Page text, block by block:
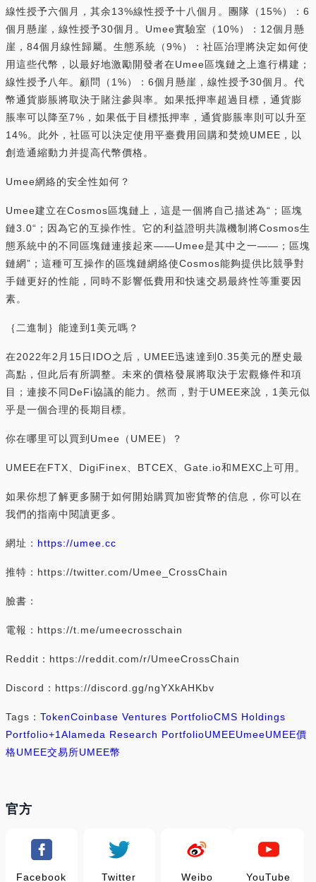
線性授予六個月，其余13%線性授予十八個月。團隊（15%）：6
個月懸崖，線性授予30個月。Umee實驗室（10%）：12個月懸
崖，84個月線性歸屬。生態系統（9%）：社區治理將決定如何使
用這些代幣，以最好地激勵開發者在Umee區塊鏈之上進行構建；
線性授予八年。顧問（1%）：6個月懸崖，線性授予30個月。代
幣通貨膨脹將取決于賭注參與率。如果抵押率超過目標，通貨膨
脹率可以降至7%，如果低于目標抵押率，通貨膨脹率則可以升至
14%。此外，社區可以決定使用平臺費用回購和焚燒UMEE，以
創造通縮動力并提高代幣價格。
Umee網絡的安全性如何？
Umee建立在Cosmos區塊鏈上，這是一個將自己描述為“；區塊
鏈3.0“；因為它的互操作性。它的利益證明共識機制將Cosmos生
態系統中的不同區塊鏈連接起來——Umee是其中之一——；區塊
鏈網”；這種可互操作的區塊鏈網絡使Cosmos能夠提供比競爭對
手鏈更好的性能，同時不影響低費用和快速交易最終性等重要因
素。
｛二進制｝能達到1美元嗎？
在2022年2月15日IDO之后，UMEE迅速達到0.35美元的歷史最
高點，但此后有所調整。未來的價格發展將取決于宏觀條件和項
目；連接不同DeFi協議的能力。然而，對于UMEE來說，1美元似
乎是一個合理的長期目標。
你在哪里可以買到Umee（UMEE）？
UMEE在FTX、DigiFinex、BTCEX、Gate.io和MEXC上可用。
如果你想了解更多關于如何開始購買加密貨幣的信息，你可以在
我們的指南中閱讀更多。
網址： https://umee.cc
推特：https://twitter.com/Umee_CrossChain
臉書：
電報：https://t.me/umeecrosschain
Reddit：https://reddit.com/r/UmeeCrossChain
Discord：https://discord.gg/ngYXkAHKbv
Tags： TokenCoinbase Ventures PortfolioCMS Holdings
Portfolio+1 Alameda Research PortfolioUMEEUmeeUMEE價
格UMEE交易所UMEE幣
官方
Facebook Twitter Weibo YouTube